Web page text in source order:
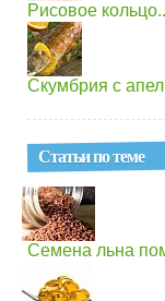
Рисовое
Скумбрия с
Статьи по теме
Семена льна